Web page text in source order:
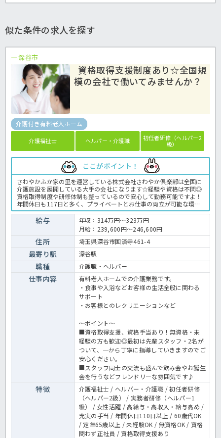
似た条件の求人を探す
深谷市
資格取得支援制度あり☆全国規
模の会社で働いてみませんか？
介護付き有料老人ホーム
介護福祉士 ヘルパー・介護職
初任者研修（ヘルパー2
級）
ここがポイント！
さわやかふか家の里を運営している株式会社さわやか倶楽部は全国に
介護施設を展開している大手の会社になります☆経験や資格は不問◎
資格取得制度や研修体制も整っているので安心して勤務可能ですよ！
年間休日も117日と多く、プライベートとお仕事の両立が可能な環境
になります☆定年が65歳で長く勤務することも可能で、65歳以降も条
件面は変わらずに働けるので安心の職場です〇求人が気になる方は是
非ほっ介護までお問い合わせください！有料老人ホームでの介護業務
全般です。＜介護職 正職員 有料老人ホームの求人＞
給与
年収：314万円～323万円
月給：239,600円～246,600円
住所 埼玉県深谷市国済寺461-4
最寄り駅 深谷駅
職種 介護職・ヘルパー
仕事内容
有料老人ホームでの介護業務です。
・食事や入浴などお客様の生活全般に関わる
サポート
・お客様とのレクリエーションなど
～ポイント～
■資格取得支援、資格手当あり！無資格・未
経験の方も歓迎◎最初は先輩スタッフ・2名が
ついて、一から丁寧に指導していきますのでご
安心ください。
■スタッフ同士の交流も盛んで飲み会やお誕生
会を行うなどフレンドリーな雰囲気です♪
特徴
介護福祉士 / ヘルパー・介護職 / 初任者研修
（ヘルパー2級） / 実務者研修（ヘルパー1
級） / 女性活躍 / 高給与・高収入・給与高め /
充実の手当 / 年間休日110日以上 / 60歳代OK
/ 定年65歳以上 / 未経験OK / 無資格OK / 資格
問わず正社員 / 資格取得支援あり